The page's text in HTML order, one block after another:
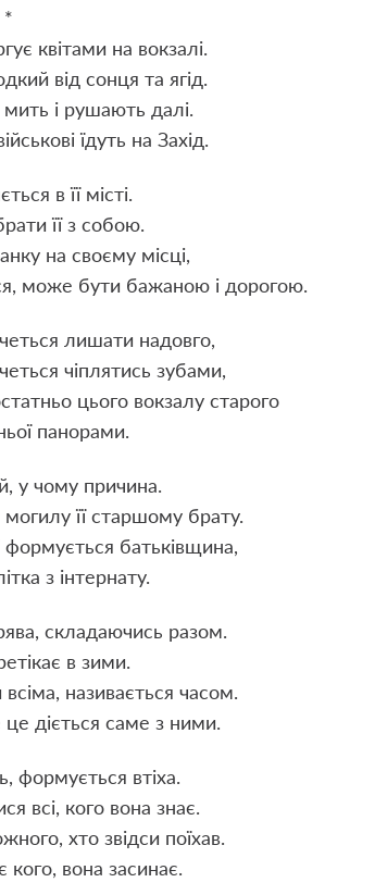
*
квітами на вокзалі.
від сонця та ягід.
і рушають далі.
їдуть на Захід.
в її місті.
її з собою.
на своєму місці,
може бути бажаною і дорогою.
лишати надовго,
чіплятись зубами,
цього вокзалу старого
панорами.
у чому причина.
її старшому брату.
формується батьківщина,
з інтернату.
складаючись разом.
в зими.
називається часом.
діється саме з ними.
формується втіха.
всі, кого вона знає.
хто звідси поїхав.
вона засинає.